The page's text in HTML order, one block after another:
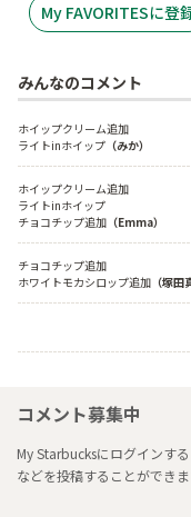
My FAVORITESに登
みんなのコメント
ホイップクリーム追加
ライトinホイップ （みか）
ホイップクリーム追加
ライトinホイップ
チョコチップ追加 （Emma）
チョコチップ追加
ホワイトモカシロップ追加 （塚田
コメント募集中
My Starbucksにログインす
などを投稿することができま